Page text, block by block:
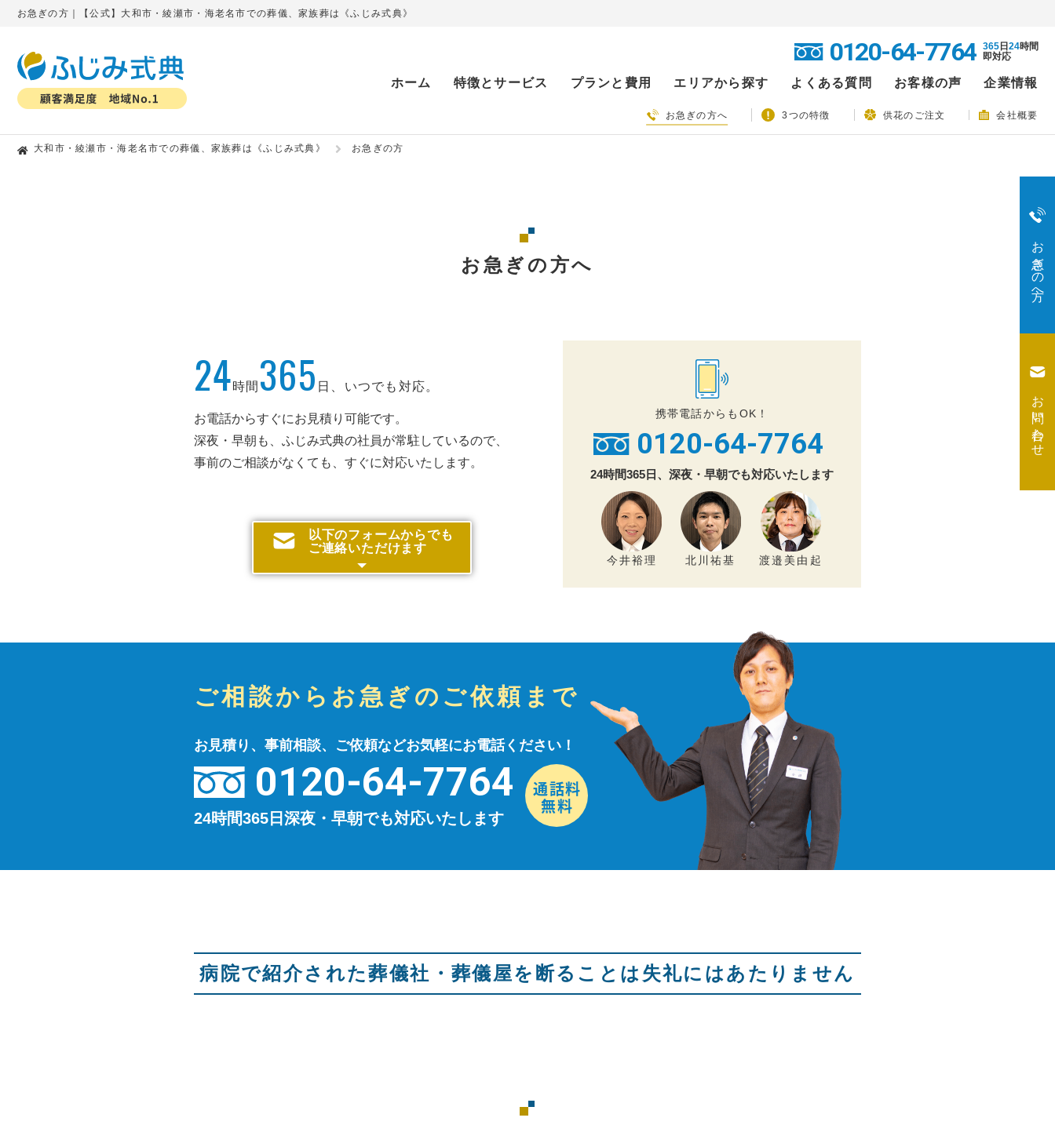
お急ぎの方｜【公式】大和市・綾瀬市・海老名市での葬儀、家族葬は《ふじみ式典》
0120-64-7764 365日 24時間
即対応
ホーム 特徴とサービス プランと費用 エリアから探す よくある質問 お客様の声 企業情報
お急ぎの方へ 3つの特徴 供花のご注文 会社概要
お急ぎの方へ
お問い合わせ
大和市・綾瀬市・海老名市での葬儀、家族葬は《ふじみ式典》 お急ぎの方
お急ぎの方へ
携帯電話からもOK！
0120-64-7764
24時間365日、深夜・早朝でも対応いたします
今井裕理 北川祐基 渡邉美由起
24時間 365 日、いつでも対応。
お電話からすぐにお見積り可能です。
深夜・早朝も、ふじみ式典の社員が常駐しているので、
事前のご相談がなくても、すぐに対応いたします。
以下のフォームからでも
ご連絡いただけます
ご相談からお急ぎのご依頼まで
お見積り、事前相談、ご依頼などお気軽にお電話ください！
0120-64-7764
24時間365日深夜・早朝でも対応いたします
病院で紹介された葬儀社・葬儀屋を断ることは失礼にはあたりません